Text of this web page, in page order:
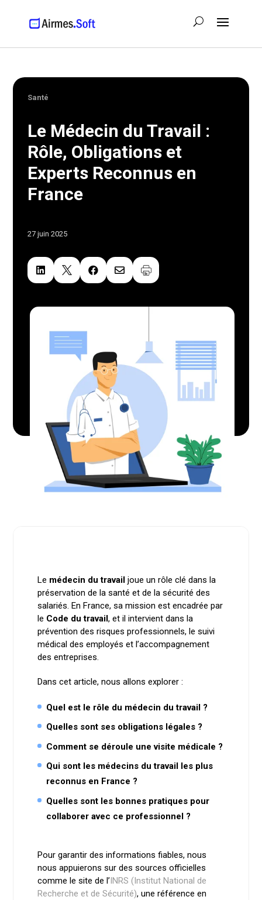
Santé
Le Médecin du Travail :
Rôle, Obligations et
Experts Reconnus en
France
27 juin 2025
   
Le médecin du travailjoue un rôle clé dans la
préservation de la santé et de la sécurité des
salariés. En France, sa mission est encadrée par
le Code du travail, et il intervient dans la
prévention des risques professionnels, le suivi
médical des employés et l’accompagnement
des entreprises.
Dans cet article, nous allons explorer :
Quel est le rôle du médecin du travail ?
Quelles sont ses obligations légales ?
Comment se déroule une visite médicale ?
Qui sont les médecins du travail les plus
reconnus en France ?
Quelles sont les bonnes pratiques pour
collaborer avec ce professionnel ?
Pour garantir des informations fiables, nous
nous appuierons sur des sources officielles
comme le site de l’ INRS (Institut National de
Recherche et de Sécurité), une référence en